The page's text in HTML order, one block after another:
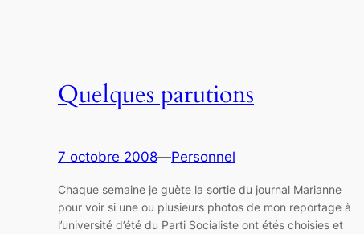
Quelques parutions
7 octobre 2008—Personnel
Chaque semaine je guète la sortie du journal Marianne
pour voir si une ou plusieurs photos de mon reportage à
l’université d’été du Parti Socialiste ont étés choisies et